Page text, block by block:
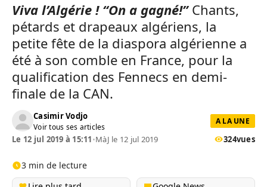
Viva l’Algérie ! “On a gagné!”Chants,
pétards et drapeaux algériens, la
petite fête de la diaspora algérienne a
été à son comble en France, pour la
qualification des Fennecs en demi-
finale de la CAN.
Casimir Vodjo
Voir tous ses articles
A LA UNE
Le 12 jul 2019 à 15:11•MàJ le 12 jul 2019 324vues
3 min de lecture